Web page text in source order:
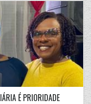
É PRIORIDADE